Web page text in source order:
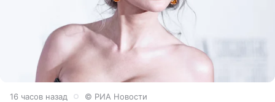
16 часов назад © РИА Новости